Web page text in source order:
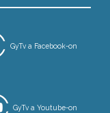
GyTv a Facebook-on
GyTv a Youtube-on